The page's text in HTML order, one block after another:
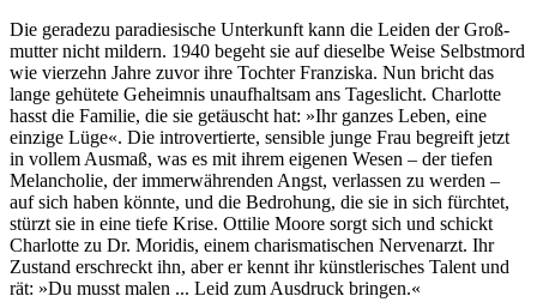
Die geradezu paradiesische Unterkunft kann die Leiden der Groß­
mutter nicht mil­dern. 1940 begeht sie auf die­selbe Weise Selbst­mord
wie vier­zehn Jahre zuvor ihre Tochter Fran­ziska. Nun bricht das
lange gehütete Ge­heim­nis un­auf­halt­sam ans Ta­ges­licht. Char­lotte
hasst die Familie, die sie ge­täuscht hat: »Ihr ganzes Le­ben, eine
einzige Lüge«. Die in­tro­ver­tierte, sen­si­ble junge Frau begreift jetzt
in vol­lem Ausmaß, was es mit ihrem eige­nen Wesen – der tiefen
Me­lan­cholie, der immer­währen­den Angst, ver­lassen zu werden –
auf sich haben könnte, und die Bedro­hung, die sie in sich fürchtet,
stürzt sie in eine tiefe Krise. Ottilie Moore sorgt sich und schickt
Charlotte zu Dr. Moridis, einem charis­ma­tischen Nerven­arzt. Ihr
Zustand er­schreckt ihn, aber er kennt ihr künst­leri­sches Talent und
rät: »Du musst ma­len ... Leid zum Ausdruck brin­gen.«